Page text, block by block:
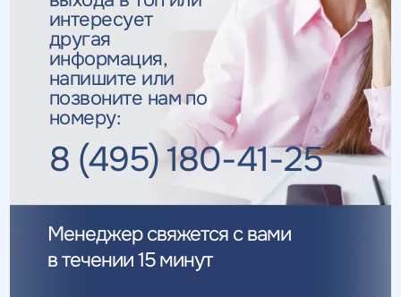
интересует
другая
информация,
напишите или
позвоните нам по
номеру:
8 (495) 180-41-25
Менеджер свяжется с вами
в течении 15 минут